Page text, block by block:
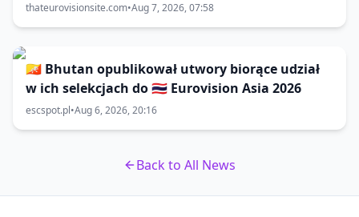
thateurovisionsite.com•Aug 7, 2026, 07:58
🇧🇹 Bhutan opublikował utwory biorące udział
w ich selekcjach do 🇹🇭 Eurovision Asia 2026
escspot.pl•Aug 6, 2026, 20:16
Back to All News